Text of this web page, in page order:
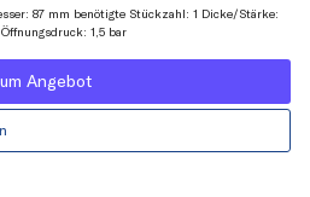
87 mm benötigte Stückzahl: 1 Dicke/Stärke:
1,5 bar
Angebot